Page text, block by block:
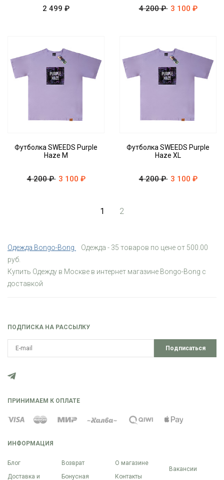
2 499 ₽ 4 200 ₽ 3 100 ₽
Футболка SWEEDS Purple
Haze M
4 200 ₽ 3 100 ₽
Футболка SWEEDS Purple
Haze XL
4 200 ₽ 3 100 ₽
1 2
Одежда Bongo-Bong
Одежда - 35 товаров по цене от 500.00
руб.
Купить Одежду в Москве в интернет магазине Bongo-Bong с
доставкой
ИНФОРМАЦИЯ
Блог
Доставка и
Возврат
Бонусная
О магазине
Контакты
Вакансии
ПОДПИСКА НА РАССЫЛКУ
Подписаться
ПРИНИМАЕМ К ОПЛАТЕ